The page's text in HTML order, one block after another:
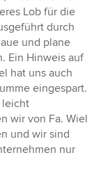
Lob für die
durch
und plane
Ein Hinweis auf
hat uns auch
eingespart.
leicht
wir von Fa. Wiel
und wir sind
nur